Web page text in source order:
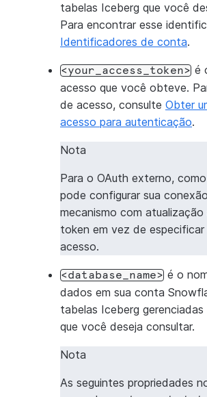
REGION = "<region_name>"
# Paste the External Oauth
ACCESS_TOKEN =
# Paste the PAT you generated
"<your_PAT_token>"
# Iceberg Version
#Snowflake Connector for Spark
DRIVER_VERSION = "3.24.0" # (or
SNOWFLAKE_CONNECTOR_VERSION =
SparkSession. builder
tabelas Iceberg que você
Para encontrar esse
Identificadores de conta.
<your_access_token> é
acesso que você obteve.
de acesso, consulte Obter
acesso para autenticação.
Nota
Para o OAuth externo,
pode configurar sua
mecanismo com
token em vez de
acesso.
<database_name> é o
dados em sua conta
tabelas Iceberg
que você deseja consultar.
Nota
As seguintes propriedades